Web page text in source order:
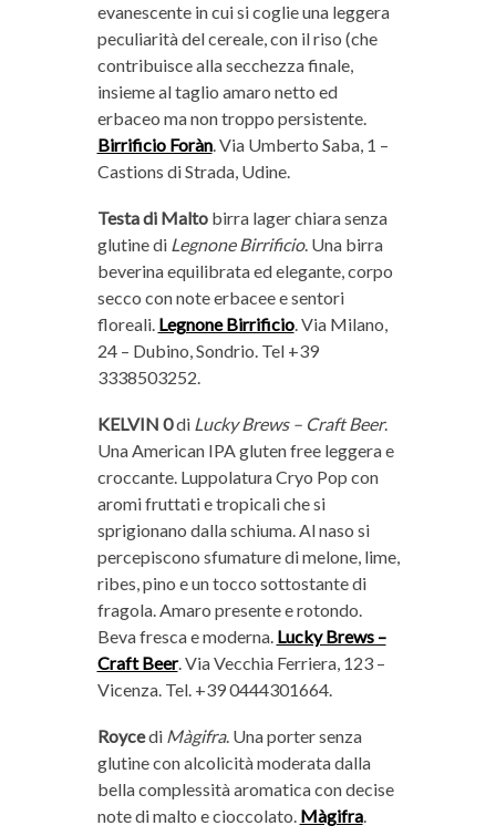
evanescente in cui si coglie una leggera
peculiarità del cereale, con il riso (che
contribuisce alla secchezza finale,
insieme al taglio amaro netto ed
erbaceo ma non troppo persistente.
Birrificio Foràn. Via Umberto Saba, 1 –
Castions di Strada, Udine.
Testa di Maltobirra lager chiara senza
glutine di Legnone Birrificio. Una birra
beverina equilibrata ed elegante, corpo
secco con note erbacee e sentori
floreali. Legnone Birrificio. Via Milano,
24 – Dubino, Sondrio. Tel +39
3338503252.
KELVIN 0di Lucky Brews – Craft Beer.
Una American IPA gluten free leggera e
croccante. Luppolatura Cryo Pop con
aromi fruttati e tropicali che si
sprigionano dalla schiuma. Al naso si
percepiscono sfumature di melone, lime,
ribes, pino e un tocco sottostante di
fragola. Amaro presente e rotondo.
Beva fresca e moderna. Lucky Brews –
Craft Beer. Via Vecchia Ferriera, 123 –
Vicenza. Tel. +39 0444301664.
Roycedi Màgifra. Una porter senza
glutine con alcolicità moderata dalla
bella complessità aromatica con decise
note di malto e cioccolato. Màgifra.